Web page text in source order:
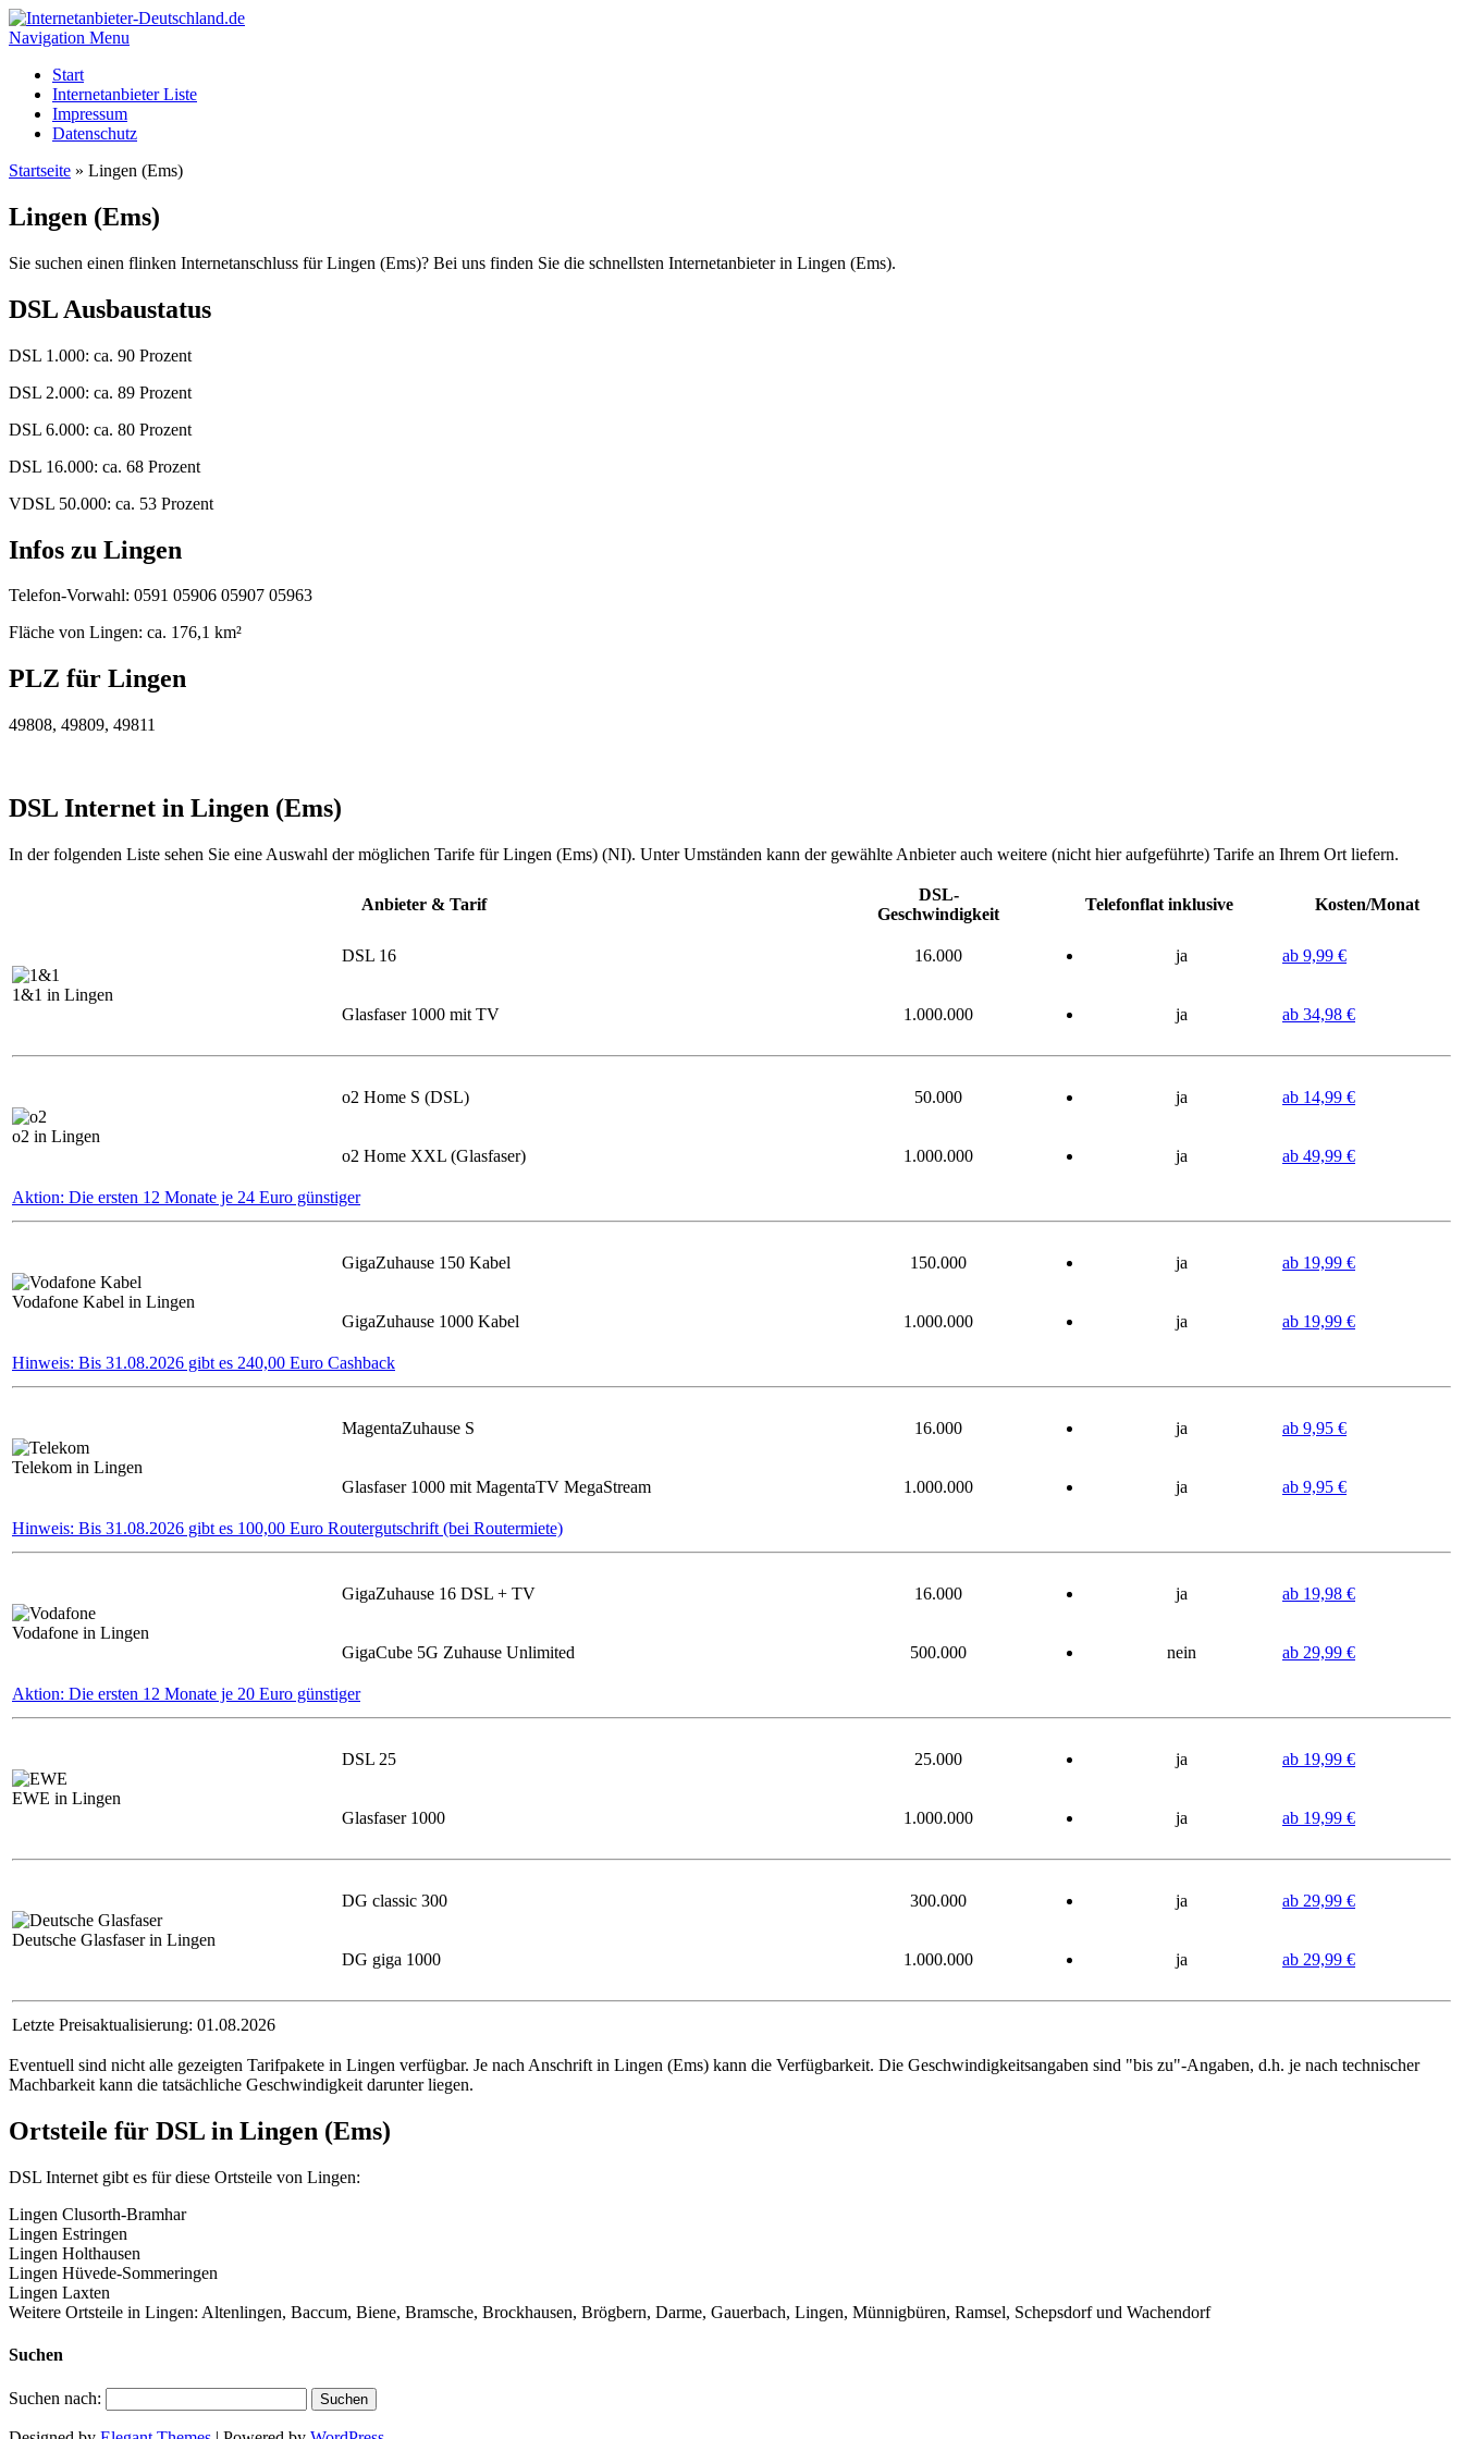
Navigation Menu
Start
Internetanbieter Liste
Impressum
Datenschutz
Startseite » Lingen (Ems)
Lingen (Ems)
Sie suchen einen flinken Internetanschluss für Lingen (Ems)? Bei uns finden Sie die schnellsten Internetanbieter in Lingen (Ems).
DSL Ausbaustatus
DSL 1.000: ca. 90 Prozent
DSL 2.000: ca. 89 Prozent
DSL 6.000: ca. 80 Prozent
DSL 16.000: ca. 68 Prozent
VDSL 50.000: ca. 53 Prozent
Infos zu Lingen
Telefon-Vorwahl: 0591 05906 05907 05963
Fläche von Lingen: ca. 176,1 km²
PLZ für Lingen
49808, 49809, 49811
DSL Internet in Lingen (Ems)
In der folgenden Liste sehen Sie eine Auswahl der möglichen Tarife für Lingen (Ems) (NI). Unter Umständen kann der gewählte Anbieter auch weitere (nicht hier aufgeführte) Tarife an Ihrem Ort liefern.
Anbieter & Tarif
DSL-
Geschwindigkeit
Telefonflat inklusive Kosten/Monat
1&1 in Lingen
DSL 16 16.000 ja ab 9,99 €
Glasfaser 1000 mit TV 1.000.000 ja ab 34,98 €
o2 in Lingen
o2 Home S (DSL) 50.000 ja ab 14,99 €
o2 Home XXL (Glasfaser) 1.000.000 ja ab 49,99 €
Aktion: Die ersten 12 Monate je 24 Euro günstiger
Vodafone Kabel in Lingen
GigaZuhause 150 Kabel 150.000 ja ab 19,99 €
GigaZuhause 1000 Kabel 1.000.000 ja ab 19,99 €
Hinweis: Bis 31.08.2026 gibt es 240,00 Euro Cashback
Telekom in Lingen
MagentaZuhause S 16.000 ja ab 9,95 €
Glasfaser 1000 mit MagentaTV MegaStream 1.000.000 ja ab 9,95 €
Hinweis: Bis 31.08.2026 gibt es 100,00 Euro Routergutschrift (bei Routermiete)
Vodafone in Lingen
GigaZuhause 16 DSL + TV 16.000 ja ab 19,98 €
GigaCube 5G Zuhause Unlimited 500.000 nein ab 29,99 €
Aktion: Die ersten 12 Monate je 20 Euro günstiger
EWE in Lingen
DSL 25 25.000 ja ab 19,99 €
Glasfaser 1000 1.000.000 ja ab 19,99 €
Deutsche Glasfaser in Lingen
DG classic 300 300.000 ja ab 29,99 €
DG giga 1000 1.000.000 ja ab 29,99 €
Letzte Preisaktualisierung: 01.08.2026
Eventuell sind nicht alle gezeigten Tarifpakete in Lingen verfügbar. Je nach Anschrift in Lingen (Ems) kann die Verfügbarkeit. Die Geschwindigkeitsangaben sind "bis zu"-Angaben, d.h. je nach technischer
Machbarkeit kann die tatsächliche Geschwindigkeit darunter liegen.
Ortsteile für DSL in Lingen (Ems)
DSL Internet gibt es für diese Ortsteile von Lingen:
Lingen Clusorth-Bramhar
Lingen Estringen
Lingen Holthausen
Lingen Hüvede-Sommeringen
Lingen Laxten
Weitere Ortsteile in Lingen: Altenlingen, Baccum, Biene, Bramsche, Brockhausen, Brögbern, Darme, Gauerbach, Lingen, Münnigbüren, Ramsel, Schepsdorf und Wachendorf
Suchen
Suchen nach: